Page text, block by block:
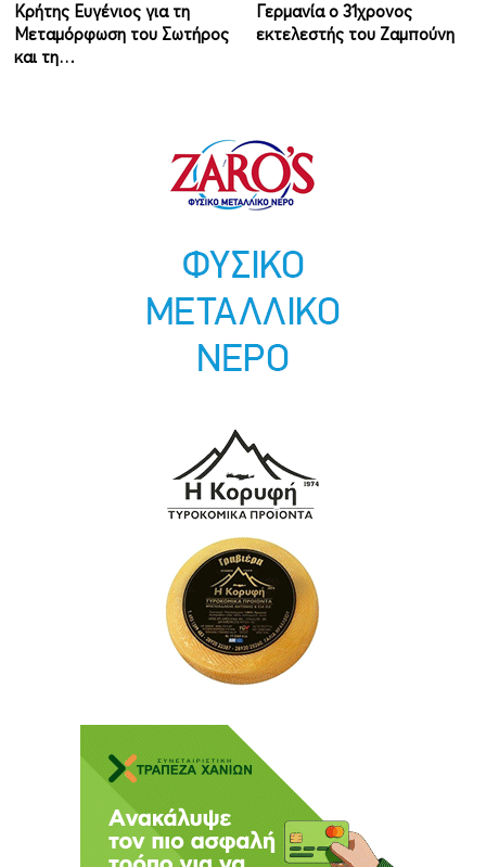
Κρήτης Ευγένιος για τη
Μεταμόρφωση του Σωτήρος
και τη…
Γερμανία ο 31χρονος
εκτελεστής του Ζαμπούνη